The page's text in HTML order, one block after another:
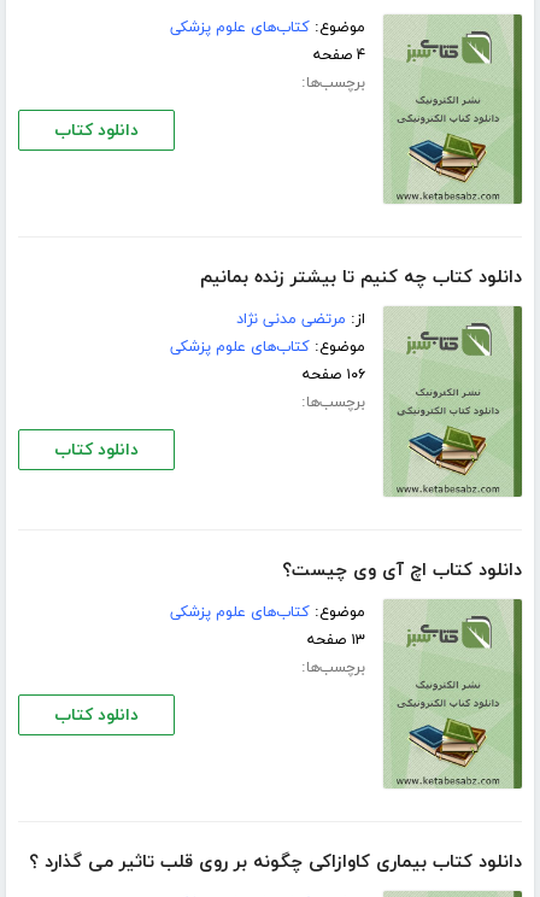
موضوع:کتاب‌های علوم پزشکی
۴ صفحه
برچسب‌ها:
دانلود کتاب
دانلود کتاب چه کنیم تا بیشتر زنده بمانیم
از: مرتضی مدنی نژاد
موضوع:کتاب‌های علوم پزشکی
۱۰۶ صفحه
برچسب‌ها:
دانلود کتاب
دانلود کتاب اچ آی وی چیست؟
موضوع:کتاب‌های علوم پزشکی
۱۳ صفحه
برچسب‌ها:
دانلود کتاب
دانلود کتاب بیماری كاوازاكی چگونه بر روی قلب تاثیر می گذارد ؟